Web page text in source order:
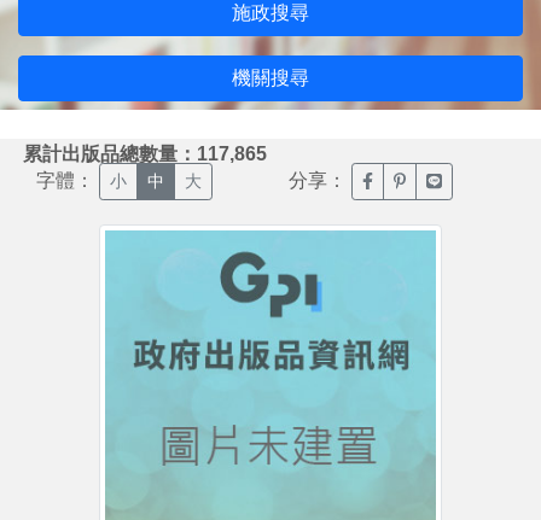
施政搜尋
機關搜尋
累計出版品總數量：117,865
字體： 小 中 大 分享： 臉書分享(另開新視窗)
噗浪分享(另開新
Line分享(另